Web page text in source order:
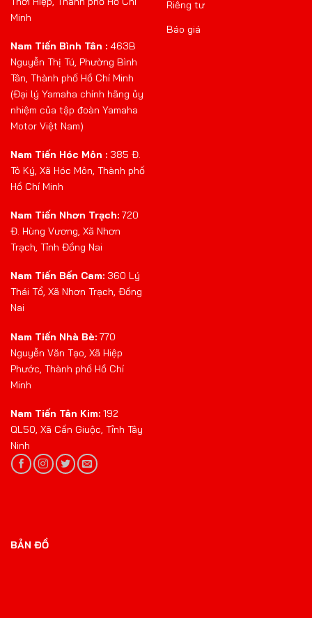
Minh
Nam Tiến Bình Tân : 463B
Nguyễn Thị Tú, Phường Bình
Tân, Thành phố Hồ Chí Minh
(Đại lý Yamaha chính hãng ủy
nhiệm của tập đoàn Yamaha
Motor Việt Nam)
Nam Tiến Hóc Môn : 385 Đ.
Tô Ký, Xã Hóc Môn, Thành phố
Hồ Chí Minh
Nam Tiến Nhơn Trạch: 720
Đ. Hùng Vương, Xã Nhơn
Trạch, Tỉnh Đồng Nai
Nam Tiến Bến Cam: 360 Lý
Thái Tổ, Xã Nhơn Trạch, Đồng
Nai
Nam Tiến Nhà Bè: 770
Nguyễn Văn Tạo, Xã Hiệp
Phước, Thành phố Hồ Chí
Minh
Nam Tiến Tân Kim: 192
QL50, Xã Cần Giuộc, Tỉnh Tây
Ninh
Riêng tư
Báo giá
BẢN ĐỒ